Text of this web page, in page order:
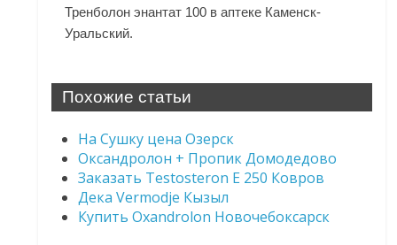
Тренболон энантат 100 в аптеке Каменск-
Уральский.
Похожие статьи
На Сушку цена Озерск
Оксандролон + Пропик Домодедово
Заказать Testosteron E 250 Ковров
Дека Vermodje Кызыл
Купить Oxandrolon Новочебоксарск